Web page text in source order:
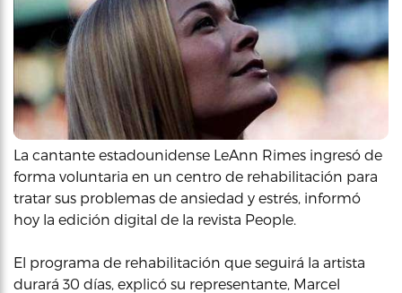
La cantante estadounidense LeAnn Rimes ingresó de
forma voluntaria en un centro de rehabilitación para
tratar sus problemas de ansiedad y estrés, informó
hoy la edición digital de la revista People.
El programa de rehabilitación que seguirá la artista
durará 30 días, explicó su representante, Marcel